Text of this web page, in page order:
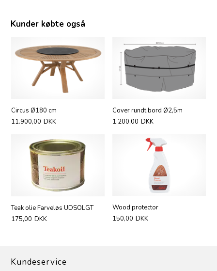
Kunder købte også
Circus Ø180 cm
11.900,00 DKK
Cover rundt bord Ø2,5m
1.200,00 DKK
Teak olie Farveløs UDSOLGT
175,00 DKK
Wood protector
150,00 DKK
Kundeservice